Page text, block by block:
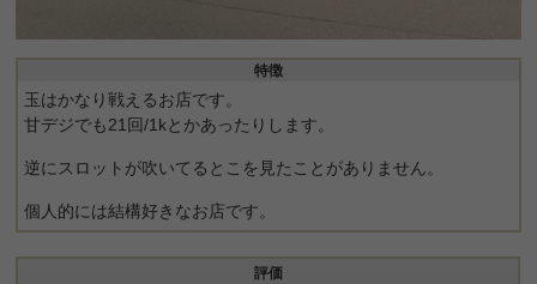
特徴
玉はかなり戦えるお店です。
甘デジでも21回/1kとかあったりします。
逆にスロットが吹いてるとこを見たことがありません。
個人的には結構好きなお店です。
評価